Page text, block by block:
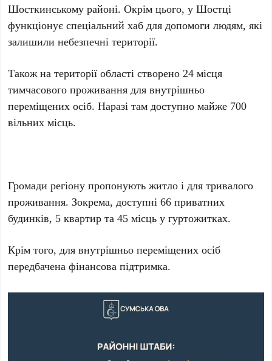
Шосткинському районі. Окрім цього, у Шостці
функціонує спеціальний хаб для допомоги людям, які
залишили небезпечні території.
Також на території області створено 24 місця
тимчасового проживання для внутрішньо
переміщених осіб. Наразі там доступно майже 700
вільних місць.
Громади регіону пропонують житло і для тривалого
проживання. Зокрема, доступні 66 приватних
будинків, 5 квартир та 45 місць у гуртожитках.
Крім того, для внутрішньо переміщених осіб
передбачена фінансова підтримка.